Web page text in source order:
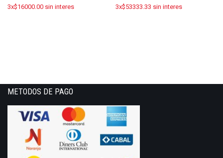
3x$16000.00 sin interes 3x$53333.33 sin interes
METODOS DE PAGO